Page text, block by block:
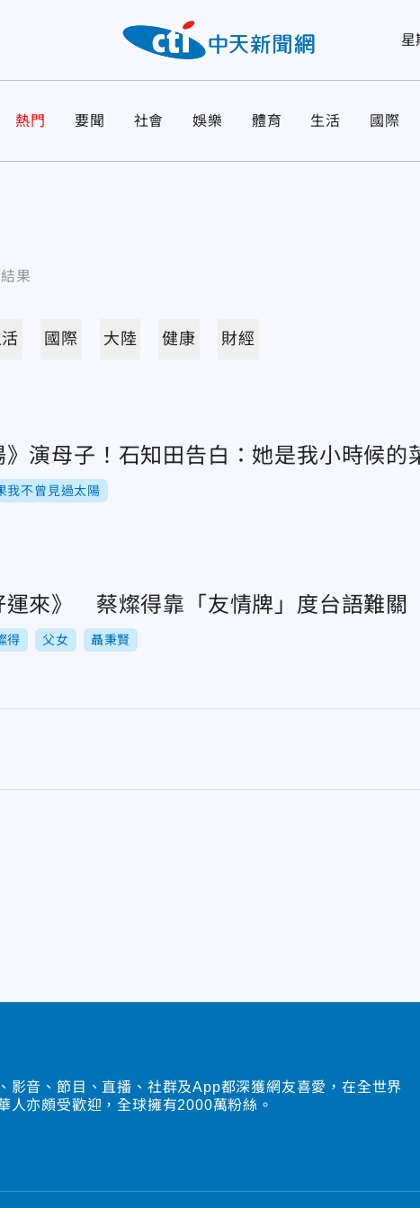
星
熱門 要聞 社會 娛樂 體育 生活 國際
果
國際 大陸 健康 財經
演母子！石知田告白：她是我小時候的
我不曾見過太陽
運來》 蔡燦得靠「友情牌」度台語難關
得 父女 聶秉賢
影音、節目、直播、社群及App都深獲網友喜愛，在全世界
人亦頗受歡迎，全球擁有2000萬粉絲。